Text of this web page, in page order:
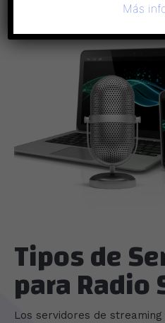
Tipos de
para
Los servidores de
Más